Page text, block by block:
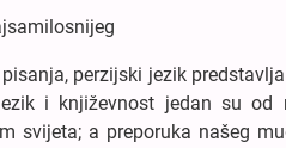
perzijski jezik
i književnost jedan su
svijeta; a preporuka našeg